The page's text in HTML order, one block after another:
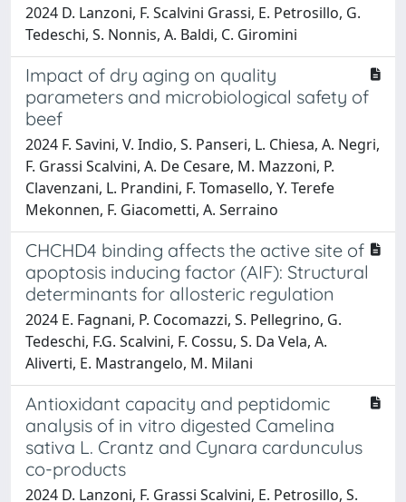
2024 D. Lanzoni, F. Scalvini Grassi, E. Petrosillo, G.
Tedeschi, S. Nonnis, A. Baldi, C. Giromini
Impact of dry aging on quality
parameters and microbiological safety of
beef
2024 F. Savini, V. Indio, S. Panseri, L. Chiesa, A. Negri,
F. Grassi Scalvini, A. De Cesare, M. Mazzoni, P.
Clavenzani, L. Prandini, F. Tomasello, Y. Terefe
Mekonnen, F. Giacometti, A. Serraino
CHCHD4 binding affects the active site of
apoptosis inducing factor (AIF): Structural
determinants for allosteric regulation
2024 E. Fagnani, P. Cocomazzi, S. Pellegrino, G.
Tedeschi, F.G. Scalvini, F. Cossu, S. Da Vela, A.
Aliverti, E. Mastrangelo, M. Milani
Antioxidant capacity and peptidomic
analysis of in vitro digested Camelina
sativa L. Crantz and Cynara cardunculus
co-products
2024 D. Lanzoni, F. Grassi Scalvini, E. Petrosillo, S.